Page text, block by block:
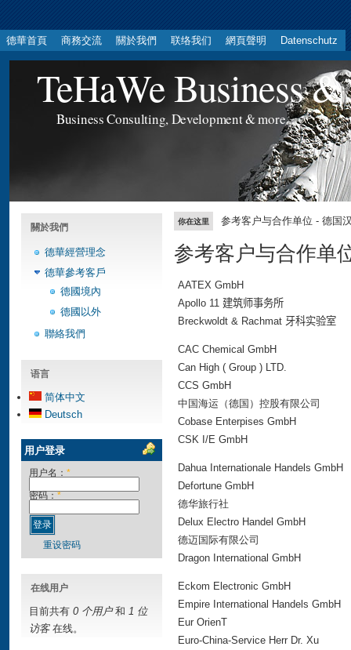
德華首頁 商務交流 關於我們 联络我们 網頁聲明 Datenschutz
TeHaWe Business
Business Consulting, Development & more...
關於我們
德華經營理念
德華參考客戶
德國境內
德國以外
聯絡我們
语言
简体中文
Deutsch
用户登录
用户名： *
密码： *
重设密码
在线用户
目前共有 0 个用户和 1 位
访客在线。
你在这里 参考客户与合作单位 - 德国
参考客户与合作单
AATEX GmbH
Apollo 11 建筑师事务所
Breckwoldt & Rachmat 牙科实验室
CAC Chemical GmbH
Can High ( Group ) LTD.
CCS GmbH
中国海运（德国）控股有限公司
Cobase Enterpises GmbH
CSK I/E GmbH
Dahua Internationale Handels GmbH
Defortune GmbH
德华旅行社
Delux Electro Handel GmbH
德迈国际有限公司
Dragon International GmbH
Eckom Electronic GmbH
Empire International Handels GmbH
Eur OrienT
Euro-China-Service Herr Dr. Xu